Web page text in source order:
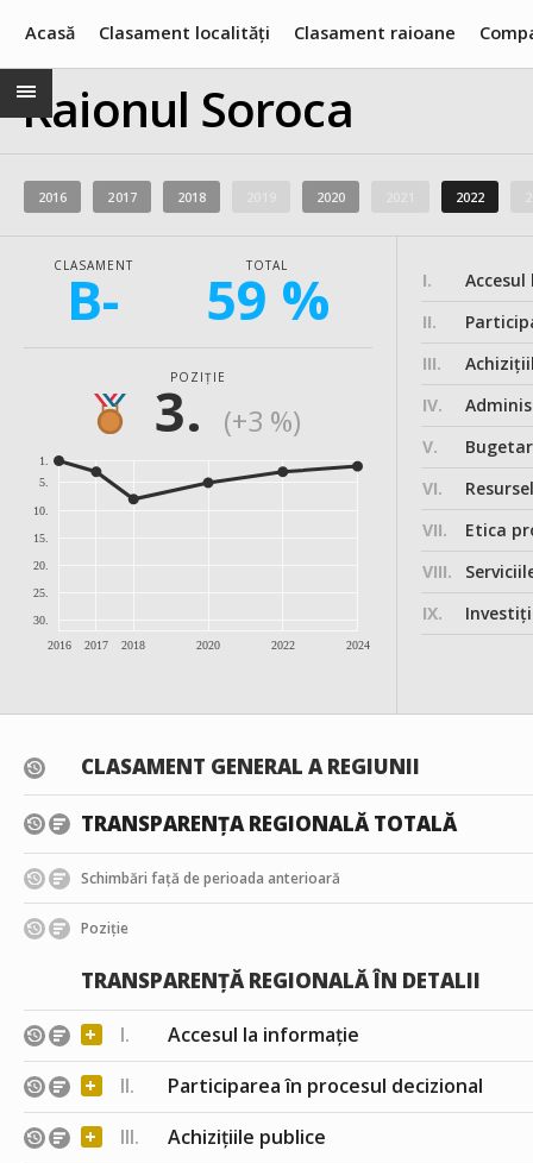
Acasă Clasament localități Clasament raioane
Raionul Soroca
2016 2017 2018 2020 2022
CLASAMENT
B- TOTAL
59 %
POZIȚIE
3. (+3 %)
2016 2017 2018 2020 2022 2024
1.
5.
10.
15.
20.
25.
30.
I.
II.
III.
IV.
V.
VI.
VII.
Etica
VIII.
IX.
Investițiile,
CLASAMENT GENERAL A REGIUNII
TRANSPARENȚA REGIONALĂ TOTALĂ
Schimbări față de perioada anterioară
Poziție
TRANSPARENȚĂ REGIONALĂ ÎN DETALII
+
I. Accesul la informație
+ II. Participarea în procesul decizional
+ III. Achizițiile publice